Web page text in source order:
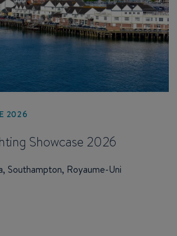
2026
Showcase 2026
Southampton, Royaume-Uni